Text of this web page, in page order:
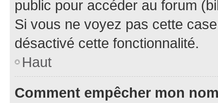
public pour accéder au forum
Si vous ne voyez pas cette
désactivé cette fonctionnalité.
Haut
Comment empêcher mon